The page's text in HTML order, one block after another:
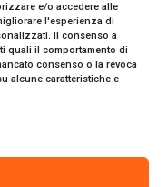
e/o accedere alle
l'esperienza di
Il consenso a
quali il comportamento di
consenso o la revoca
alcune caratteristiche e
Gianni Catania.